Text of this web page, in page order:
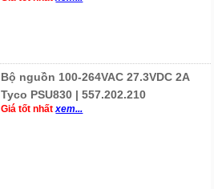
Bộ nguồn 100-264VAC 27.3VDC 2A
Tyco PSU830 | 557.202.210
Giá tốt nhấtxem...